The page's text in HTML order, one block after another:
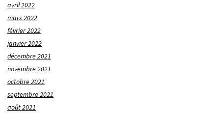
avril 2022
mars 2022
février 2022
janvier 2022
décembre 2021
novembre 2021
octobre 2021
septembre 2021
août 2021